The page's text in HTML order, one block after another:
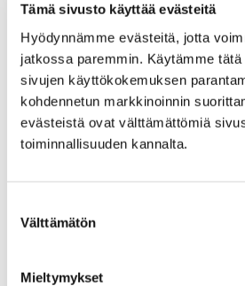
Tämä sivusto käyttää evästeitä
Hyödynnämme evästeitä, jotta
jatkossa paremmin. Käytämme
sivujen käyttökokemuksen
kohdennetun markkinoinnin
evästeistä ovat välttämättömiä
toiminnallisuuden kannalta.
valinta
Välttämätön
Mieltymykset
sunnuntain osalta. Keskustan
esitetään lauantaiaamun
taustalla on vuoden…